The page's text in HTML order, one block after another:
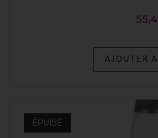
AJOUTER
ÉPUISÉ